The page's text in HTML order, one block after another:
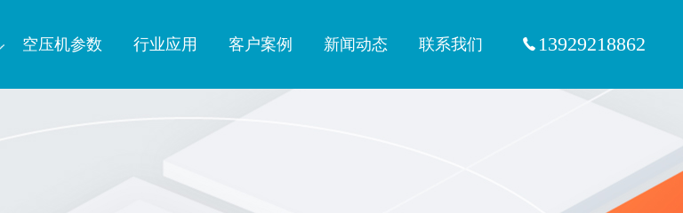
空压机参数 行业应用 客户案例 新闻动态 联系我们 13929218862